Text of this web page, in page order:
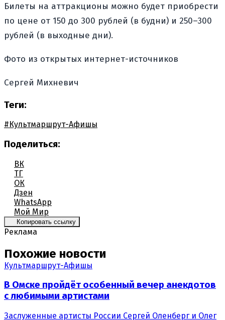
Билеты на аттракционы можно будет приобрести
по цене от 150 до 300 рублей (в будни) и 250–300
рублей (в выходные дни).
Фото из открытых интернет-источников
Сергей Михневич
Теги:
#Культмаршрут-Афишы
Поделиться:
ВК
ТГ
ОК
Дзен
WhatsApp
Мой Мир
Копировать ссылку
Реклама
Похожие новости
Культмаршрут-Афишы
В Омске пройдёт особенный вечер анекдотов
с любимыми артистами
Заслуженные артисты России Сергей Оленберг и Олег